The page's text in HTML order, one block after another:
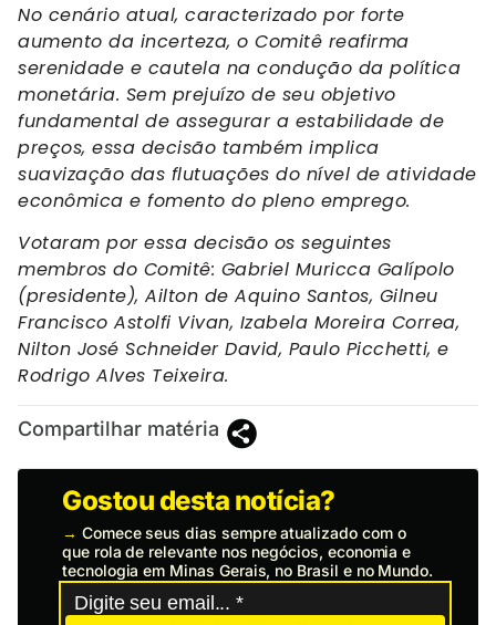
No cenário atual, caracterizado por forte
aumento da incerteza, o Comitê reafirma
serenidade e cautela na condução da política
monetária. Sem prejuízo de seu objetivo
fundamental de assegurar a estabilidade de
preços, essa decisão também implica
suavização das flutuações do nível de atividade
econômica e fomento do pleno emprego.
Votaram por essa decisão os seguintes
membros do Comitê: Gabriel Muricca Galípolo
(presidente), Ailton de Aquino Santos, Gilneu
Francisco Astolfi Vivan, Izabela Moreira Correa,
Nilton José Schneider David, Paulo Picchetti, e
Rodrigo Alves Teixeira.
Compartilhar matéria
Gostou desta notícia?
→ Comece seus dias sempre atualizado com o
que rola de relevante nos negócios, economia e
tecnologia em Minas Gerais, no Brasil e no Mundo.